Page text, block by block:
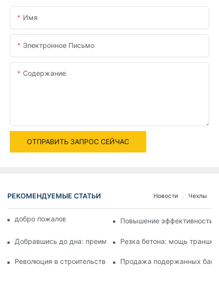
Имя
Электронное Письмо
Содержание
ОТПРАВИТЬ ЗАПРОС СЕЙЧАС
РЕКОМЕНДУЕМЫЕ СТАТЬИ Чехлы
Новости
добро пожаловать в мир машинПовышение эффективности
Добравшись до дна: преимущества использования резака
Резка бетона: мощь
Революция в строительстве: мощь траншейнореза для
Продажа подержанных